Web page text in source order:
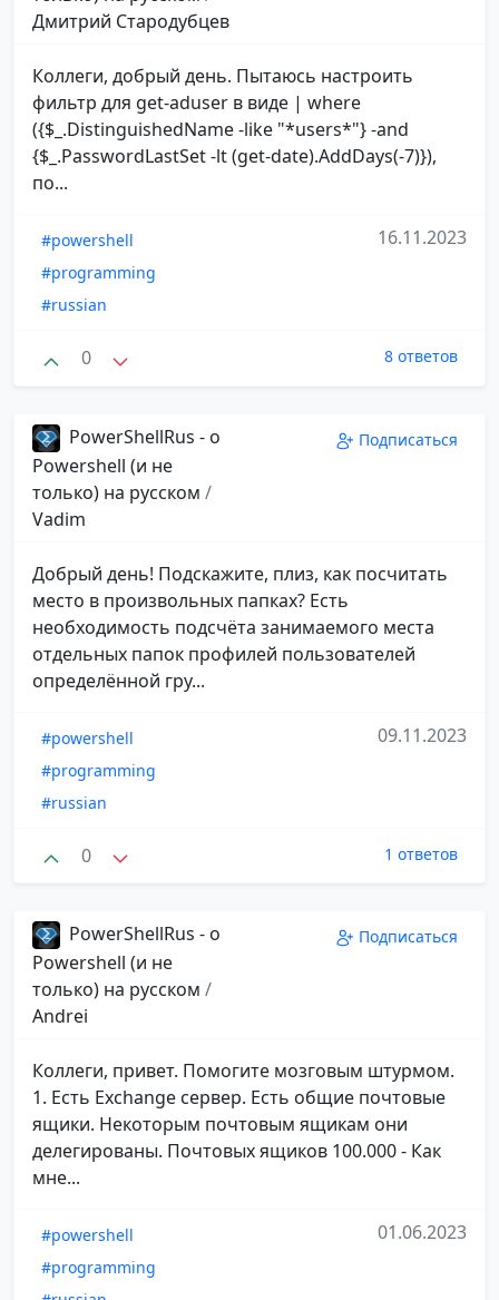
Дмитрий Стародубцев
Коллеги, добрый день. Пытаюсь настроить
фильтр для get-aduser в виде | where
({$_.DistinguishedName -like "*users*"} -and
{$_.PasswordLastSet -lt (get-date).AddDays(-7)}),
по...
#powershell
#programming
#russian
16.11.2023
0 8 ответов
PowerShellRus - о
Powershell (и не
только) на русском /
Vadim
Подписаться
Добрый день! Подскажите, плиз, как посчитать
место в произвольных папках? Есть
необходимость подсчёта занимаемого места
отдельных папок профилей пользователей
определённой гру...
#powershell
#programming
#russian
09.11.2023
0 1 ответов
PowerShellRus - о
Powershell (и не
только) на русском /
Andrei
Подписаться
Коллеги, привет. Помогите мозговым штурмом.
1. Есть Exchange сервер. Есть общие почтовые
ящики. Некоторым почтовым ящикам они
делегированы. Почтовых ящиков 100.000 - Как
мне...
#powershell
#programming
01.06.2023